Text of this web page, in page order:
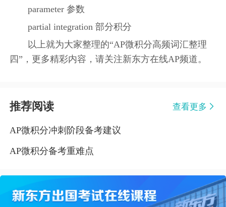
parameter 参数
partial integration 部分积分
以上就为大家整理的“AP微积分高频词汇整理
四”，更多精彩内容，请关注新东方在线AP频道。
推荐阅读 查看更多
AP微积分冲刺阶段备考建议
AP微积分备考重难点